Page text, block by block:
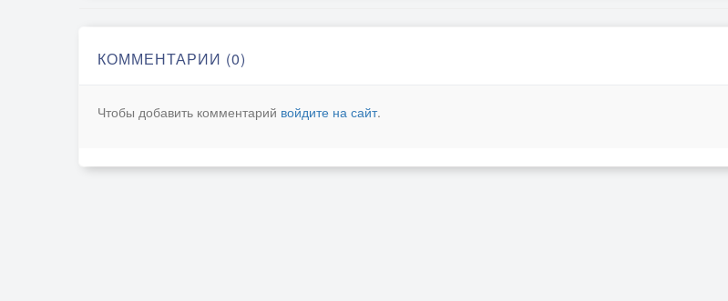
КОММЕНТАРИИ (0)
Чтобы добавить комментарий войдите на сайт.